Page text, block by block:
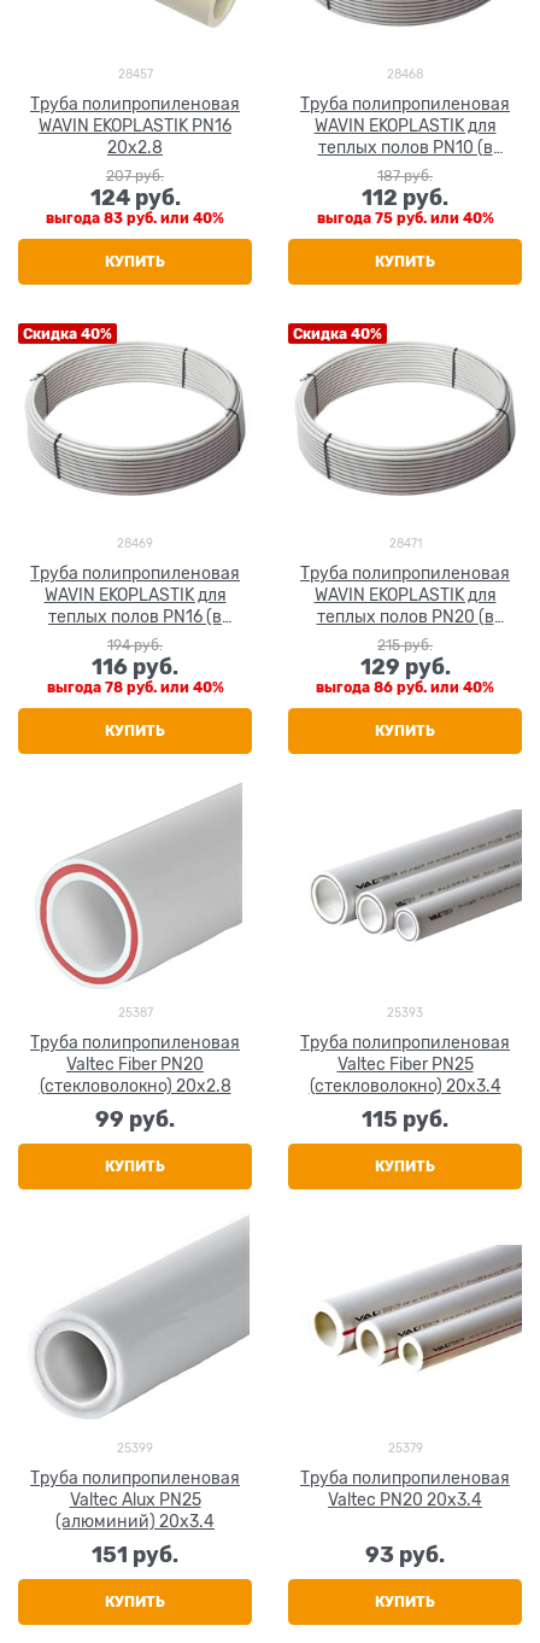
28457
Труба полипропиленовая
WAVIN EKOPLASTIK PN16
20x2.8
207 руб.
124 руб.
выгода 83 руб. или 40%
КУПИТЬ
28468
Труба полипропиленовая
WAVIN EKOPLASTIK для
теплых полов PN10 (в
бухтах) 20x2.2
187 руб.
112 руб.
выгода 75 руб.или 40%
КУПИТЬ
Скидка 40%
28469
Труба полипропиленовая
WAVIN EKOPLASTIK для
теплых полов PN16 (в
бухтах) 20x2.8
194 руб.
116 руб.
выгода 78 руб.или 40%
КУПИТЬ
Скидка 40%
28471
Труба полипропиленовая
WAVIN EKOPLASTIK для
теплых полов PN20 (в
бухтах) 20x3.4
215 руб.
129 руб.
выгода 86 руб. или 40%
КУПИТЬ
25387
Труба полипропиленовая
Valtec Fiber PN20
(стекловолокно) 20x2.8
99 руб.
КУПИТЬ
25393
Труба полипропиленовая
Valtec Fiber PN25
(стекловолокно) 20x3.4
115 руб.
КУПИТЬ
25399
Труба полипропиленовая
Valtec Alux PN25
(алюминий) 20x3.4
151 руб.
КУПИТЬ
25379
Труба полипропиленовая
Valtec PN20 20x3.4
93 руб.
КУПИТЬ